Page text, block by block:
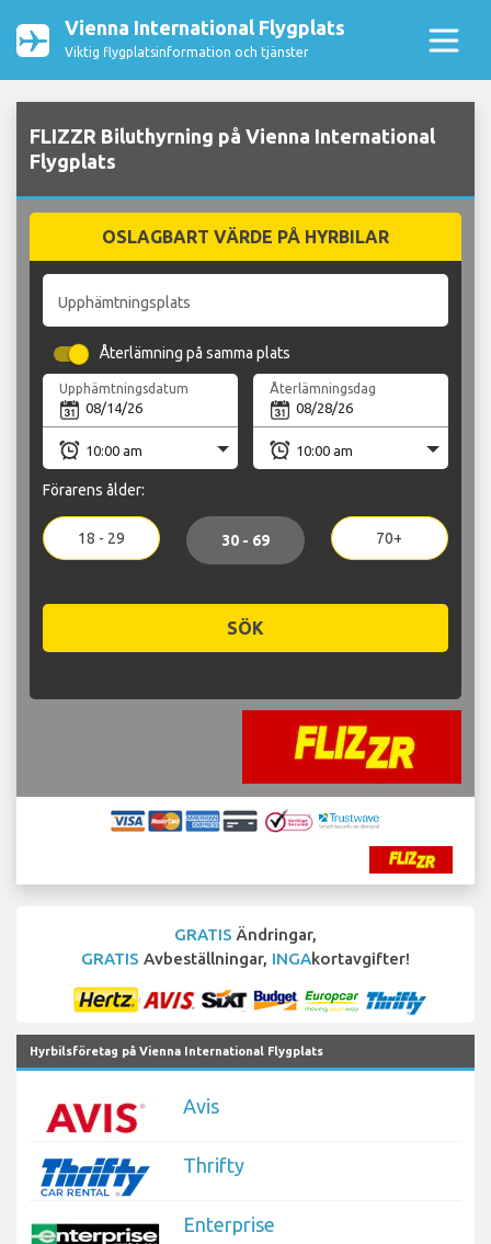
Vienna International Flygplats
Viktig flygplatsinformation och tjänster
FLIZZR Biluthyrning på Vienna International
Flygplats
OSLAGBART VÄRDE PÅ HYRBILAR
Upphämtningsplats
Återlämning på samma plats
Upphämtningsdatum Återlämningsdag
Förarens ålder:
18 - 29 30 - 69 70+
SÖK
GRATIS Ändringar,
GRATIS Avbeställningar, INGAkortavgifter!
Hyrbilsföretag på Vienna International Flygplats
Avis
Thrifty
Enterprise